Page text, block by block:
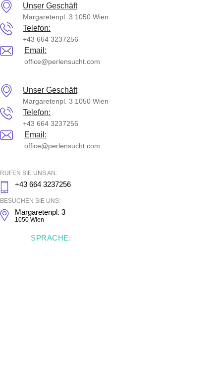
Skip
to
content
Unser Geschäft
Margaretenpl. 3 1050 Wien
Telefon:
+43 664 3237256
Email:
office@perlensucht.com
Unser Geschäft
Margaretenpl. 3 1050 Wien
Telefon:
+43 664 3237256
Email:
office@perlensucht.com
RUFEN SIE UNS AN:
+43 664 3237256
BESUCHEN SIE UNS:
Margaretenpl. 3
1050 Wien
SPRACHE: